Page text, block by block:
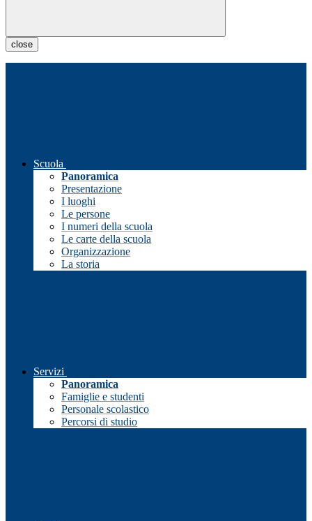
close
Scuola
Panoramica
Presentazione
I luoghi
Le persone
I numeri della scuola
Le carte della scuola
Organizzazione
La storia
Servizi
Panoramica
Famiglie e studenti
Personale scolastico
Percorsi di studio